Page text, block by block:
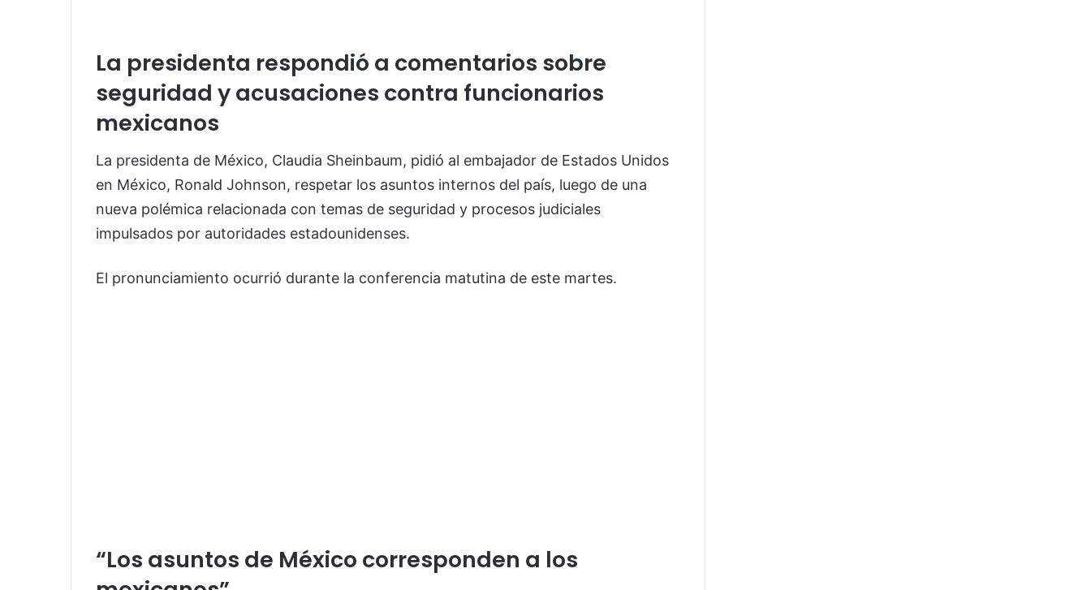
La presidenta respondió a comentarios sobre
seguridad y acusaciones contra funcionarios
mexicanos
La presidenta de México, Claudia Sheinbaum, pidió al embajador de Estados Unidos
en México, Ronald Johnson, respetar los asuntos internos del país, luego de una
nueva polémica relacionada con temas de seguridad y procesos judiciales
impulsados por autoridades estadounidenses.
El pronunciamiento ocurrió durante la conferencia matutina de este martes.
“Los asuntos de México corresponden a los